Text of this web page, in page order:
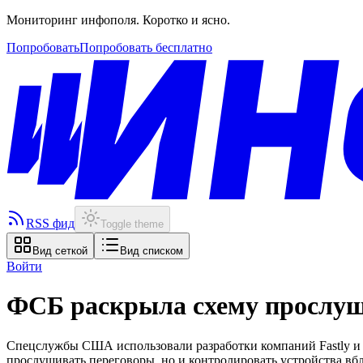
Мониторинг инфополя. Коротко и ясно.
ПопробоватьПопробовать бесплатно
RSS фид Toggle theme
Вид сеткой Вид списком
Войти
ФСБ раскрыла схему
Спецслужбы США использовали разработки компаний Fastly
прослушивать переговоры, но и контролировать устройства